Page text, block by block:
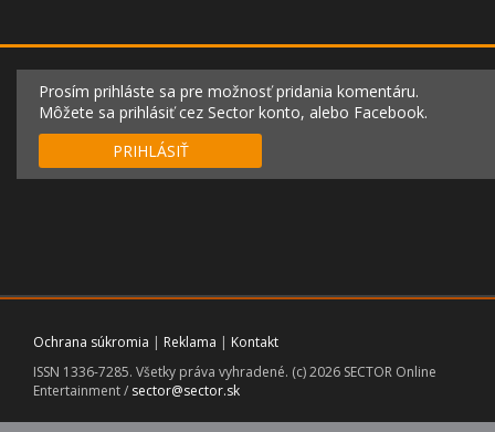
Prosím prihláste sa pre možnosť pridania komentáru.
Môžete sa prihlásiť cez Sector konto, alebo Facebook.
PRIHLÁSIŤ
Ochrana súkromia | Reklama | Kontakt
ISSN 1336-7285. Všetky práva vyhradené. (c) 2026 SECTOR Online
Entertainment / sector@sector.sk